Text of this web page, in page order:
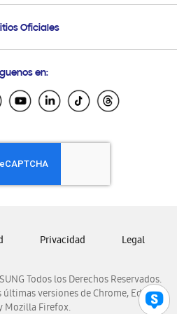
vía eMail
Oficiales
Ecuador
El Salvador
Honduras
Nicaragua
Panamá
Venezuela
en:
Todos los Derechos Reservados.
versiones de Chrome, Edge,
Mozilla Firefox.
Privacidad Legal